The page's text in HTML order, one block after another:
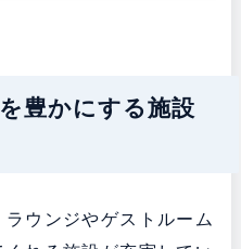
豊かにする施設
ウンジやゲストルーム